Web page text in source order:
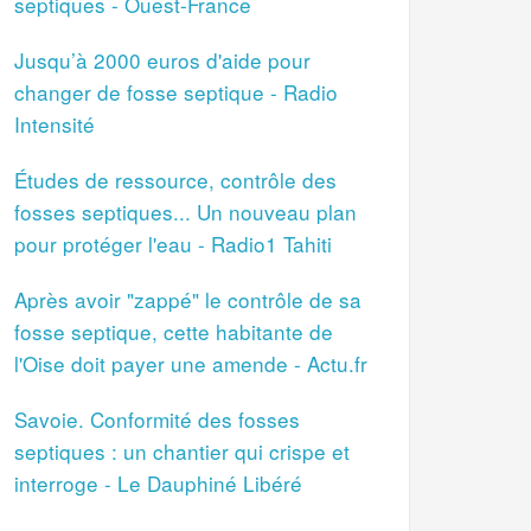
Jusqu’à 2000 euros d'aide pour
changer de fosse septique - Radio
Intensité
Études de ressource, contrôle des
fosses septiques... Un nouveau plan
pour protéger l'eau - Radio1 Tahiti
Après avoir "zappé" le contrôle de sa
fosse septique, cette habitante de
l'Oise doit payer une amende - Actu.fr
Savoie. Conformité des fosses
septiques : un chantier qui crispe et
interroge - Le Dauphiné Libéré